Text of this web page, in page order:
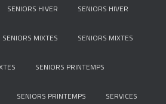
SENIORS HIVER SENIORS HIVER
SENIORS MIXTES SENIORS MIXTES
SENIORS PRINTEMPS
SENIORS PRINTEMPS SERVICES